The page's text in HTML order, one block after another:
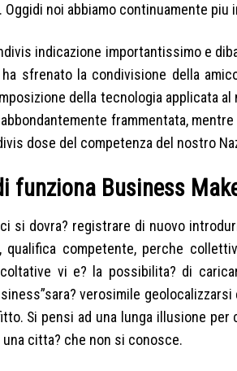
noi abbiamo continuamente piu
indicazione importantissimo e
sfrenato la condivisione della
della tecnologia applicata
abbondantemente frammentata,
dose del competenza del nostro
funziona Business
ci si dovra? registrare di nuovo
qualifica competente, perche
vi e? la possibilita? di
verosimile
Si pensi ad una lunga illusione
una citta? che non si conosce.